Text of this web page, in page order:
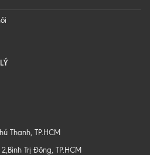
Thạnh, TP.HCM
Trị Đông, TP.HCM